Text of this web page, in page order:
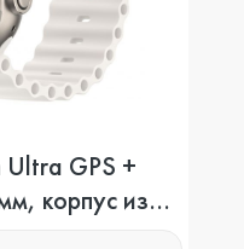
GPS +
корпус из